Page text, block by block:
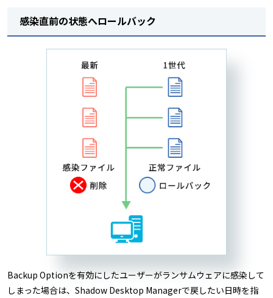
感染直前の状態へロールバック
Backup Optionを有効にしたユーザーがランサムウェアに感染して
しまった場合は、Shadow Desktop Managerで戻したい日時を指